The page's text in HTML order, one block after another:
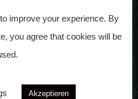
improve your experience. By
you agree that cookies will be
Akzeptieren